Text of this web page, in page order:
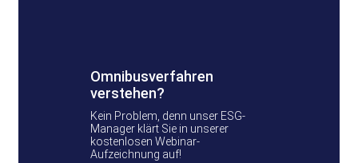
Omnibusverfahren
verstehen?
Kein Problem, denn unser ESG-
Manager klärt Sie in unserer
kostenlosen Webinar-
Aufzeichnung auf!